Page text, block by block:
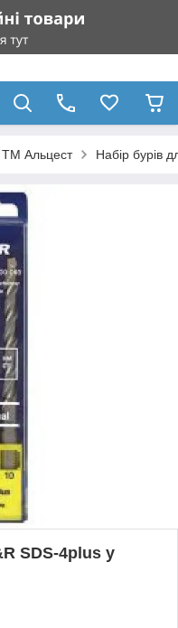
Альцест Набір бурів
SDS-4plus у